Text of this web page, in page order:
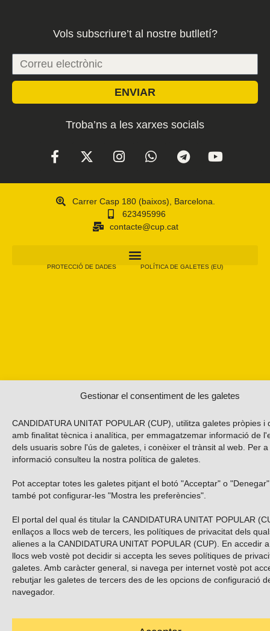
Gestionar el consentiment de les galetes
CANDIDATURA UNITAT POPULAR (CUP), utilitza galetes pròpies i
amb finalitat tècnica i analítica, per emmagatzemar informació de
dels usuaris sobre l'ús de galetes, i conèixer el trànsit al web. Per
informació consulteu la nostra política de galetes
Pot acceptar totes les galetes pitjant el botó "Acceptar" o
també pot configurar-les "Mostra les preferències".
El portal del qual és titular la CANDIDATURA UNITAT POPULAR
enllaços a llocs web de tercers, les polítiques de privacitat dels
alienes a la CANDIDATURA UNITAT POPULAR (CUP). En accedir
llocs web vostè pot decidir si accepta les seves polítiques de
galetes. Amb caràcter general, si navega per internet vostè pot
rebutjar les galetes de tercers des de les opcions de configuració
navegador.
Vols subscriure’t al nostre butlletí?
ENVIAR
Troba’ns a les xarxes socials
Carrer Casp 180 (baixos), Barcelona.
623495996
contacte@cup.cat
PROTECCIÓ DE DADES POLÍTICA DE GALETES (EU)